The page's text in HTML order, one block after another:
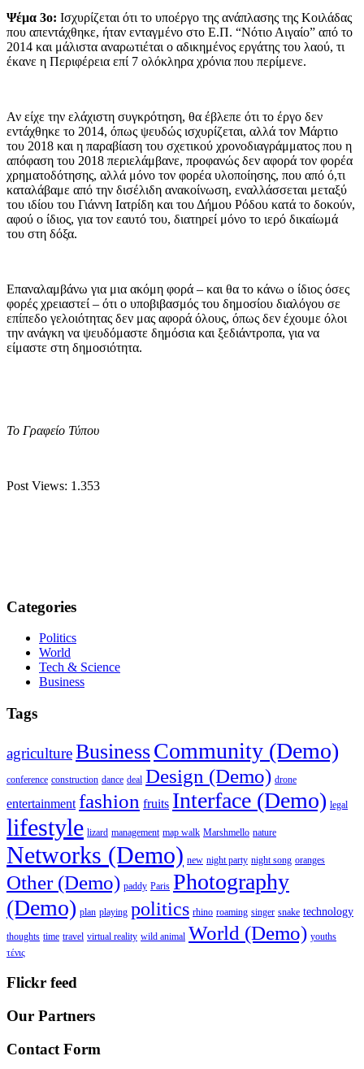
Ψέμα 3ο: Ισχυρίζεται ότι το υποέργο της ανάπλασης της Κοιλάδας
που απεντάχθηκε, ήταν ενταγμένο στο Ε.Π. “Νότιο Αιγαίο” από το
2014 και μάλιστα αναρωτιέται ο αδικημένος εργάτης του λαού, τι
έκανε η Περιφέρεια επί 7 ολόκληρα χρόνια που περίμενε.
Αν είχε την ελάχιστη συγκρότηση, θα έβλεπε ότι το έργο δεν
εντάχθηκε το 2014, όπως ψευδώς ισχυρίζεται, αλλά τον Μάρτιο
του 2018 και η παραβίαση του σχετικού χρονοδιαγράμματος που η
απόφαση του 2018 περιελάμβανε, προφανώς δεν αφορά τον φορέα
χρηματοδότησης, αλλά μόνο τον φορέα υλοποίησης, που από ό,τι
καταλάβαμε από την δισέλιδη ανακοίνωση, εναλλάσσεται μεταξύ
του ιδίου του Γιάννη Ιατρίδη και του Δήμου Ρόδου κατά το δοκούν,
αφού ο ίδιος, για τον εαυτό του, διατηρεί μόνο το ιερό δικαίωμά
του στη δόξα.
Επαναλαμβάνω για μια ακόμη φορά – και θα το κάνω ο ίδιος όσες
φορές χρειαστεί – ότι ο υποβιβασμός του δημοσίου διαλόγου σε
επίπεδο γελοιότητας δεν μας αφορά όλους, όπως δεν έχουμε όλοι
την ανάγκη να ψευδόμαστε δημόσια και ξεδιάντροπα, για να
είμαστε στη δημοσιότητα.
Το Γραφείο Τύπου
Post Views: 1.353
Categories
Politics
World
Tech & Science
Business
Tags
agricultureBusinessCommunity (Demo)
conference construction dance deal Design (Demo) drone
entertainment fashion fruits Interface (Demo) legal
lifestyle lizard management map walk Marshmello nature
Networks (Demo) new night party night song oranges
Other (Demo) paddy Paris Photography
(Demo) plan playing politics rhino roaming singer snake technology
thoughts time travel virtual reality wild animal World (Demo) youths
τένις
Flickr feed
Our Partners
Contact Form